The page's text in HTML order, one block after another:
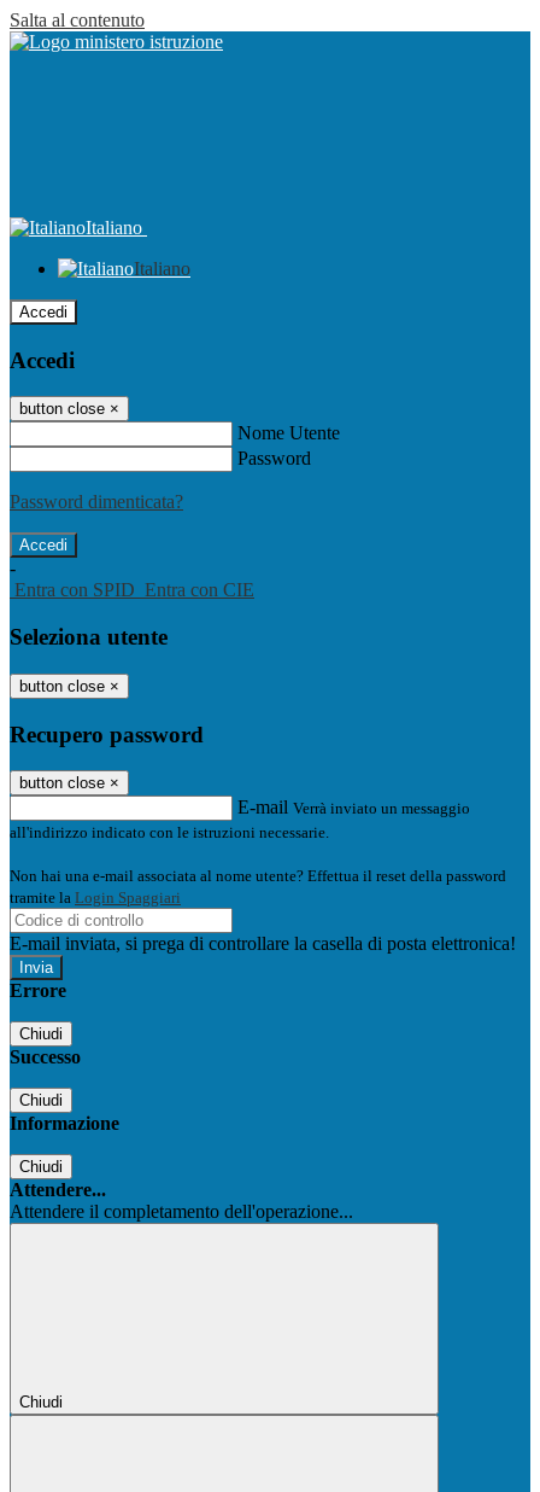
Salta al contenuto
Italiano
Italiano
Accedi
Accedi
button close ×
Nome Utente
Password
Password dimenticata?
-
Entra con SPID Entra con CIE
Seleziona utente
button close ×
Recupero password
button close ×
E-mail Verrà inviato un messaggio
all'indirizzo indicato con le istruzioni necessarie.
Non hai una e-mail associata al nome utente? Effettua il reset della password
tramite la Login Spaggiari
E-mail inviata, si prega di controllare la casella di posta elettronica!
Errore
Chiudi
Successo
Chiudi
Informazione
Chiudi
Attendere...
Attendere il completamento dell'operazione...
Chiudi